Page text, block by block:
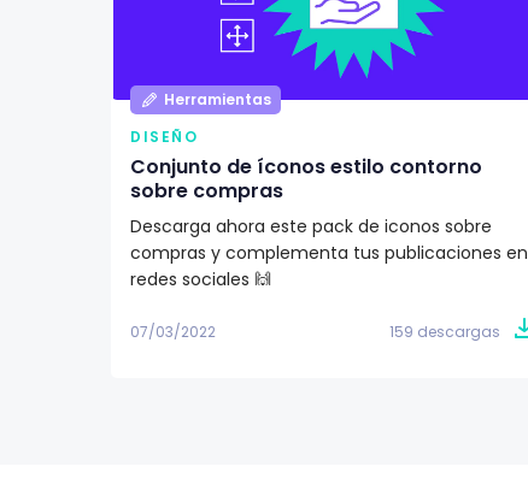
Herramientas
DISEÑO
Conjunto de íconos estilo contorno
sobre compras
Descarga ahora este pack de iconos sobre
compras y complementa tus publicaciones en
redes sociales 🙌
07/03/2022 159 descargas